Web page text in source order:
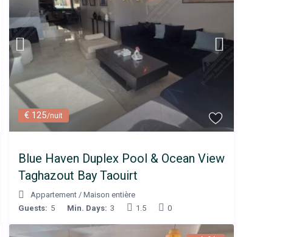
€ 125/nuit
Blue Haven Duplex Pool & Ocean View
Taghazout Bay Taouirt
Appartement/ Maison entière
Guests: 5 Min. Days: 3 1.5 0